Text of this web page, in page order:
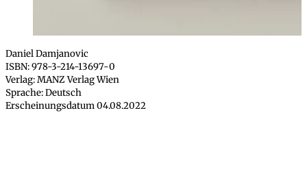
Daniel Damjanovic
ISBN: 978-3-214-13697-0
Verlag: MANZ Verlag Wien
Sprache: Deutsch
Erscheinungsdatum 04.08.2022